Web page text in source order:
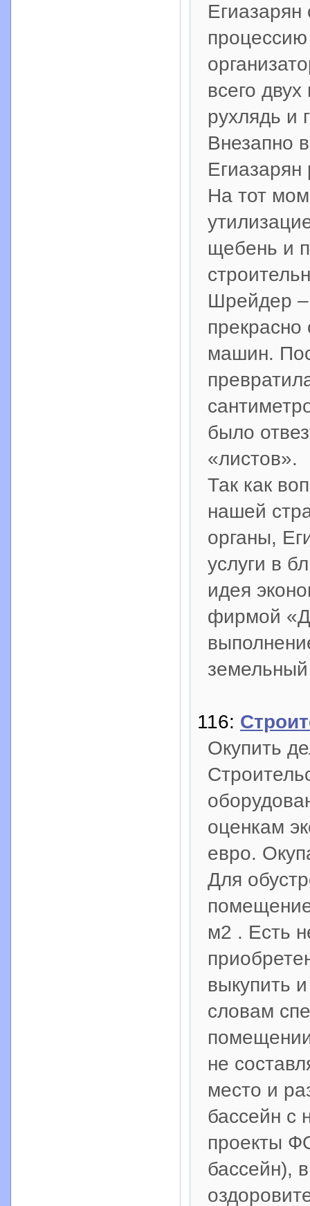
всего
рухлядь и
Внезапно
На тот
щебень и
Шрейдер –
машин.
было
«листов».
Так как
нашей
органы,
услуги в
идея
фирмой
116:
Окупить
оценкам
евро.
Для
м2 . Есть
выкупить
словам
не
место и
бассейн с
проекты
бассейн),